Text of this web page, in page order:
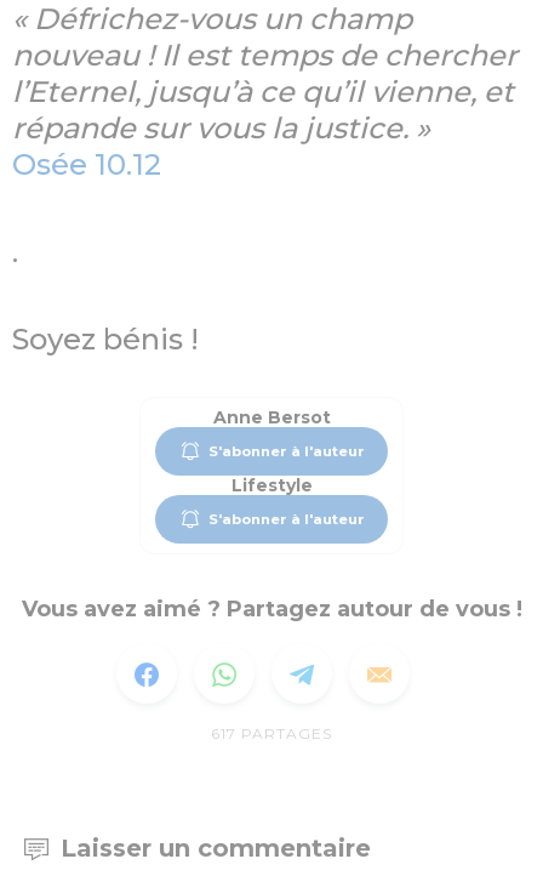
« Défrichez-vous un champ
nouveau ! Il est temps de chercher
l’Eternel, jusqu’à ce qu’il vienne, et
répande sur vous la justice. »
Osée 10.12
.
Soyez bénis !
Anne Bersot
S'abonner à l'auteur
Lifestyle
S'abonner à l'auteur
Vous avez aimé ? Partagez autour de vous !
617 PARTAGES
Laisser un commentaire